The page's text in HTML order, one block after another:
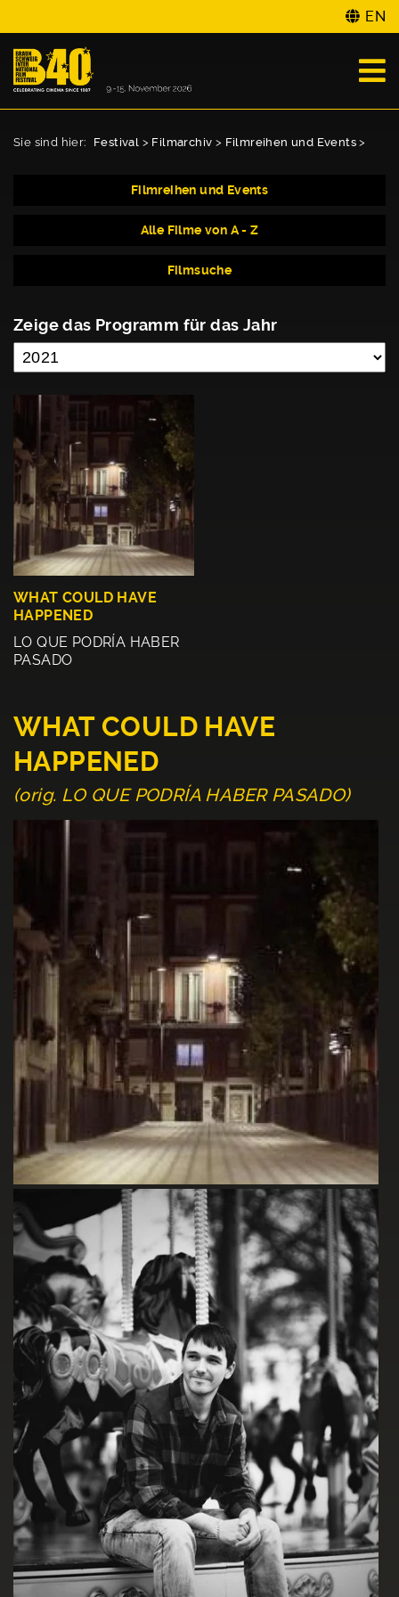
EN
Sie sind hier: Festival > Filmarchiv > Filmreihen und Events >
Filmreihen und Events
Alle Filme von A - Z
Filmsuche
Zeige das Programm für das Jahr
WHAT COULD HAVE
HAPPENED
LO QUE PODRÍA HABER
PASADO
WHAT COULD HAVE
HAPPENED
(orig. LO QUE PODRÍA HABER PASADO)